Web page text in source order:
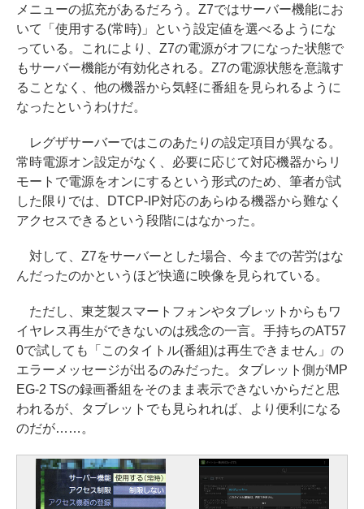
メニューの拡充があるだろう。Z7ではサーバー機能にお
いて「使用する(常時)」という設定値を選べるようにな
っている。これにより、Z7の電源がオフになった状態で
もサーバー機能が有効化される。Z7の電源状態を意識す
ることなく、他の機器から気軽に番組を見られるように
なったというわけだ。
レグザサーバーではこのあたりの設定項目が異なる。
常時電源オン設定がなく、必要に応じて対応機器からリ
モートで電源をオンにするという形式のため、筆者が試
した限りでは、DTCP-IP対応のあらゆる機器から難なく
アクセスできるという段階にはなかった。
対して、Z7をサーバーとした場合、今までの苦労はな
んだったのかというほど快適に映像を見られている。
ただし、東芝製スマートフォンやタブレットからもワ
イヤレス再生ができないのは残念の一言。手持ちのAT57
0で試しても「このタイトル(番組)は再生できません」の
エラーメッセージが出るのみだった。タブレット側がMP
EG-2 TSの録画番組をそのまま表示できないからだと思
われるが、タブレットでも見られれば、より便利になる
のだが……。